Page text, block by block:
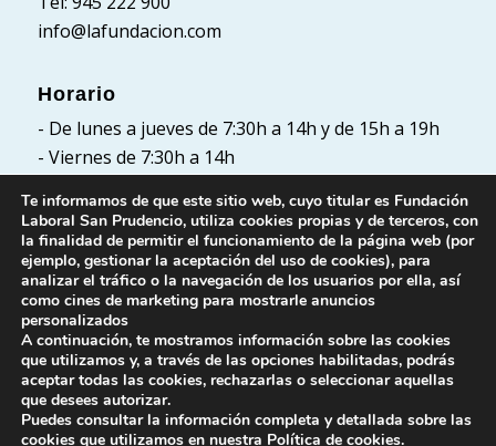
info@lafundacion.com
Horario
- De lunes a jueves de 7:30h a 14h y de 15h a 19h
- Viernes de 7:30h a 14h
Políticas
Política de Privacidad
Política de cookies
Aviso Legal
Te informamos de que este sitio web, cuyo titular es Fundación
Laboral San Prudencio, utiliza cookies propias y de terceros, con
la finalidad de permitir el funcionamiento de la página web (por
ejemplo, gestionar la aceptación del uso de cookies), para
analizar el tráfico o la navegación de los usuarios por ella, así
como cines de marketing para mostrarle anuncios
personalizados
A continuación, te mostramos información sobre las cookies
que utilizamos y, a través de las opciones habilitadas, podrás
aceptar todas las cookies, rechazarlas o seleccionar aquellas
que desees autorizar.
Puedes consultar la información completa y detallada sobre las
cookies que utilizamos en nuestra Política de cookies.